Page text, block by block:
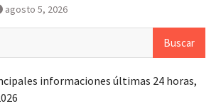
agosto 5, 2026
informaciones últimas 24 horas,